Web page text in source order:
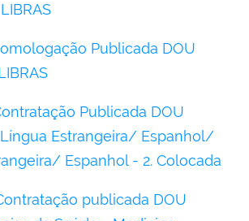
Publicada DOU
Publicada DOU
Estrangeira/ Espanhol/
Espanhol - 2. Colocada
publicada DOU